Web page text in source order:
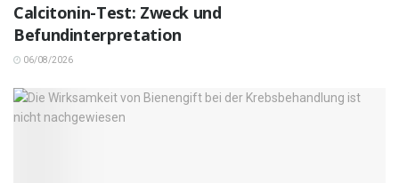
Calcitonin-Test: Zweck und
Befundinterpretation
06/08/2026